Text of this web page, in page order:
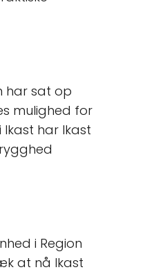
har sat op
mulighed for
har Ikast
i Region
at nå Ikast